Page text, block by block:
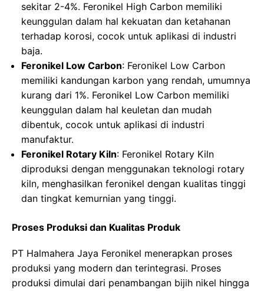
sekitar 2-4%. Feronikel High Carbon memiliki
keunggulan dalam hal kekuatan dan ketahanan
terhadap korosi, cocok untuk aplikasi di industri
baja.
Feronikel Low Carbon: Feronikel Low Carbon
memiliki kandungan karbon yang rendah, umumnya
kurang dari 1%. Feronikel Low Carbon memiliki
keunggulan dalam hal keuletan dan mudah
dibentuk, cocok untuk aplikasi di industri
manufaktur.
Feronikel Rotary Kiln: Feronikel Rotary Kiln
diproduksi dengan menggunakan teknologi rotary
kiln, menghasilkan feronikel dengan kualitas tinggi
dan tingkat kemurnian yang tinggi.
Proses Produksi dan Kualitas Produk
PT Halmahera Jaya Feronikel menerapkan proses
produksi yang modern dan terintegrasi. Proses
produksi dimulai dari penambangan bijih nikel hingga